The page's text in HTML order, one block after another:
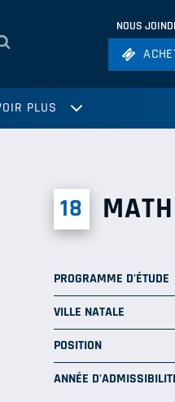
NOUS
Volleyball
PLUS
18
PROGRAMME D'ÉTUDE
VILLE NATALE
POSITION
ANNÉE